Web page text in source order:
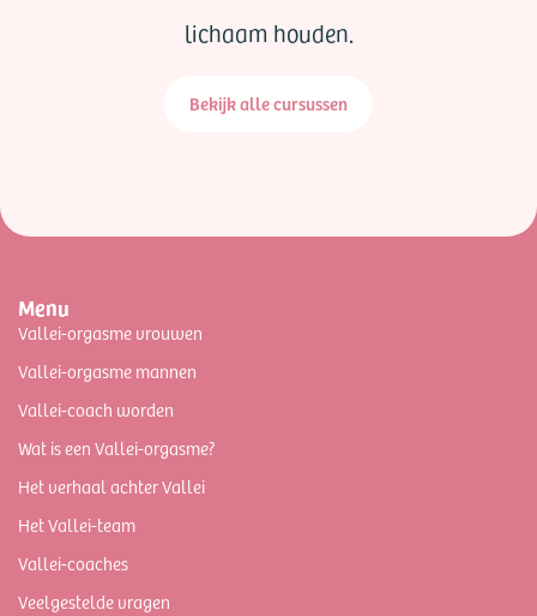
lichaam houden.
Bekijk alle cursussen
Menu
Vallei-orgasme vrouwen
Vallei-orgasme mannen
Vallei-coach worden
Wat is een Vallei-orgasme?
Het verhaal achter Vallei
Het Vallei-team
Vallei-coaches
Veelgestelde vragen